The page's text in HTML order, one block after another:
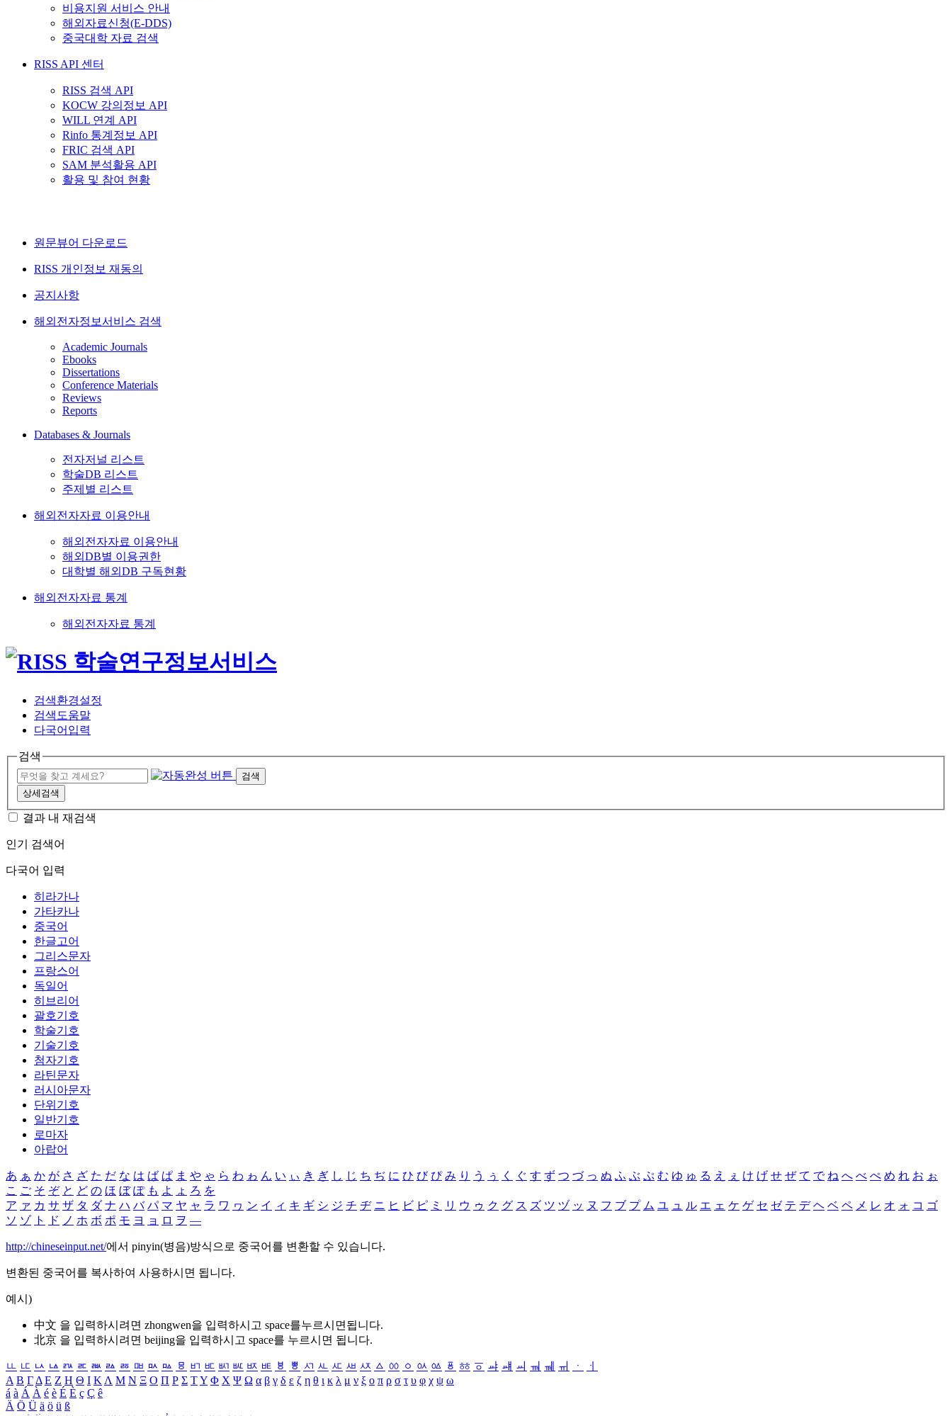
비용지원 서비스 안내
해외자료신청(E-DDS)
중국대학 자료 검색
RISS API 센터
RISS 검색 API
KOCW 강의정보 API
WILL 연계 API
Rinfo 통계정보 API
FRIC 검색 API
SAM 분석활용 API
활용 및 참여 현황
원문뷰어 다운로드
RISS 개인정보 재동의
공지사항
해외전자정보서비스 검색
Academic Journals
Ebooks
Dissertations
Conference Materials
Reviews
Reports
Databases & Journals
전자저널 리스트
학술DB 리스트
주제별 리스트
해외전자자료 이용안내
해외전자자료 이용안내
해외DB별 이용권한
대학별 해외DB 구독현황
해외전자자료 통계
해외전자자료 통계
검색환경설정
검색도움말
다국어입력
검색
검색
상세검색
결과 내 재검색
인기 검색어
다국어 입력
히라가나
가타카나
중국어
한글고어
그리스문자
프랑스어
독일어
히브리어
괄호기호
학술기호
기술기호
첨자기호
라틴문자
러시아문자
단위기호
일반기호
로마자
아랍어
あ ぁ か が さ ざ た だ な は ば ぱ ま や ゃ ら わ ゎ ん い ぃ き ぎ し じ ち ぢ に ひ び ぴ み り う ぅ く ぐ す ず つ づ っ ぬ ふ ぶ ぷ む ゆ ゅ る え ぇ け げ せ ぜ て で ね へ べ ぺ め れ お ぉ
こ ご そ ぞ と ど の ほ ぼ ぽ も よ ょ ろ を
ア ァ カ サ ザ タ ダ ナ ハ バ パ マ ヤ ャ ラ ワ ヮ ン イ ィ キ ギ シ ジ チ ヂ ニ ヒ ビ ピ ミ リ ウ ゥ ク グ ス ズ ツ ヅ ッ ヌ フ ブ プ ム ユ ュ ル エ ェ ケ ゲ セ ゼ テ デ ヘ ベ ペ メ レ オ ォ コ ゴ
ソ ゾ ト ド ノ ホ ボ ポ モ ヨ ョ ロ ヲ ―
http://chineseinput.net/에서 pinyin(병음)방식으로 중국어를 변환할 수 있습니다.
변환된 중국어를 복사하여 사용하시면 됩니다.
예시)
中文 을 입력하시려면 zhongwen을 입력하시고 space를누르시면됩니다.
北京 을 입력하시려면 beijing을 입력하시고 space를 누르시면 됩니다.
ㅥ ㅦ ㅧ ㅨ ㅩ ㅪ ㅫ ㅬ ㅭ ㅮ ㅯ ㅰ ㅱ ㅲ ㅳ ㅴ ㅵ ㅶ ㅷ ㅸ ㅹ ㅺ ㅻ ㅼ ㅽ ㅾ ㅿ ㆀ ㆁ ㆂ ㆃ ㆄ ㆅ ㆆ ㆇ ㆈ ㆉ ㆊ ㆋ ㆌ ㆍ
ㆎ
Α Β ΓΔ Ε Ζ Η Θ Ι ΚΛ Μ Ν Ξ Ο Π Ρ Σ ΤΥ Φ Χ Ψ Ω α β γ δ ε ζ η θ ι κ λ μ ν ξ ο π ρ σ τ υ φ χ ψ ω
á à Á À é è É È ç Ç ê
Ä Ö Ü ä ö ü ß